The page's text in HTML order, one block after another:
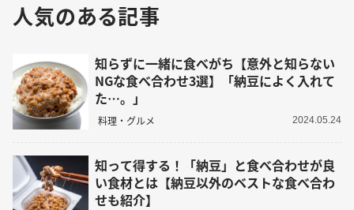
人気のある記事
知らずに一緒に食べがち【意外と知らない
NGな食べ合わせ3選】「納豆によく入れて
た…。」
料理・グルメ 2024.05.24
知って得する！「納豆」と食べ合わせが良
い食材とは【納豆以外のベストな食べ合わ
せも紹介】